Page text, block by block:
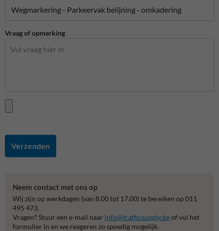
Vraag of opmerking
Verzenden
Neem contact met ons op
Wij zijn op werkdagen (van 8.00 tot 17.00) te bereiken op 011
495 473.
Vragen? Stuur een e-mail naar info@trafficsupply.beof vul het
formulier in en we reageren zo spoedig mogelijk.